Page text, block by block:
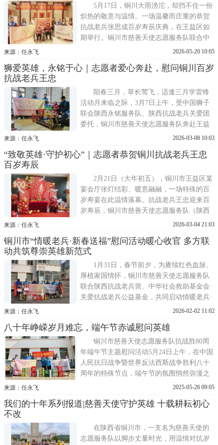
革命先辈送上最崇高的敬意和最诚挚的节日
祝福。整装出发，满载深
5月17日，铜川大雨滂沱，却挡不住一份
炽热的敬意与温情。一场温馨而庄重的恭贺
抗战老兵张思成百岁寿辰庆典，在王益区如
期举行。铜川市慈善天使志愿服务队联合中
华社会救助基金会——关爱抗战老兵公益基
会、中国狮子联会永铭服务队、陕西抗战老
同见证这一意义非凡的历史
来源：任永飞 2026-05-20 10:05
狮爱英雄，永铭于心｜志愿者爱心奔赴，慰问铜川百岁
抗战老兵王忠
阳春三月，草长莺飞，适逢三月学雷锋
活动月来临之际，3月7日上午，受中国狮子
联会陕西永铭服务队、陕西抗战老兵关爱团
委托，铜川市慈善天使志愿服务队奔赴王益
区为百岁抗战老兵王忠送去最诚挚的关怀与
民族的脊梁、国家的英雄，用青春和热血在
给王忠老人提供最贴心的
来源：任永飞 2026-03-08 10:03
“致敬英雄·守护初心”｜志愿者恭贺铜川抗战老兵王忠
百岁寿辰
2月21日（大年初五），铜川市王益区某
宴会厅张灯结彩、暖意融融，一场特殊的百
岁寿宴在此温情落幕。抗战老兵王忠迎来百
岁寿辰，铜川市慈善天使志愿服务队（陕西
抗战老兵营铜川团队）带着精心准备的寿
祝福与敬意。寿宴现场，一幅装裱精致的寿
联格外醒目。神州书画院院长徐崇林现场献
墨宝、诉深意，上联忠心
来源：任永飞 2026-03-04 21:03
铜川市“情暖老兵·新春送福”慰问活动暖心收官 多方联
动共筑尊崇英雄新范式
1月31日，春节前夕，为赓续红色血脉、
厚植家国情怀，铜川市慈善天使志愿服务队
联合陕西抗战老兵营、中华社会救助基金会·
关爱抗战老兵公益基金，共同启动情暖老兵·
新春送福专项慰问行动。活动以资金+物资
王忠、张思成致以崇高敬意，用社会温度焐
热英雄晚年，彰显新时代尊崇英雄、关爱老
兵的实践担当。活动
来源：任永飞 2026-02-02 11:02
八十年峥嵘岁月难忘，端午节赤诚慰问英雄
铜川市慈善天使志愿服务队抗战胜80周
年端午节主题慰问活动5月24日上午，在中国
人民抗日战争暨世界反法西斯战争胜利八十
周年的特殊节点，端午节的氛围悄然弥漫之
时，铜川市慈善天使志愿服务队携手深圳市
退役军人事务局、印台区退役军人事务局共
忘，端午节赤诚慰问英
来源：任永飞 2025-05-26 09:05
我们的十年系列报道|慈善天使守护英雄 十载耕耘初心
不改
在陕西省铜川市，一支名为慈善天使的
志愿服务队以脚步丈量时光，用温情对抗岁